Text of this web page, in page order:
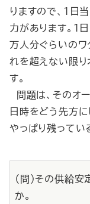
りますので、１
力があります。１
万人分ぐらいのワ
れを超えない限り
す。
問題は、そのオ
日時をどう先方
やっぱり残ってい
（問）その供給
か。